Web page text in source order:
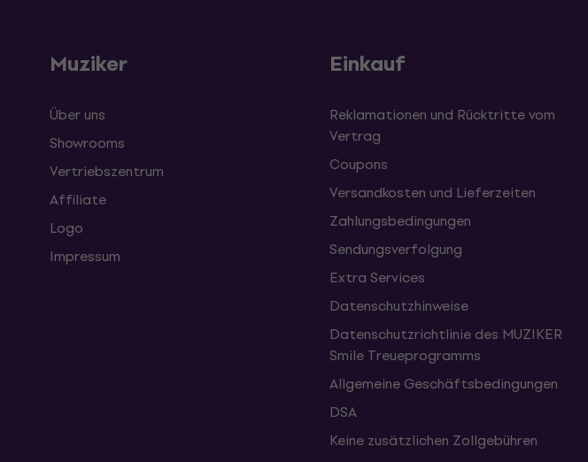
Muziker
Über uns
Showrooms
Vertriebszentrum
Affiliate
Logo
Impressum
Einkauf
Reklamationen und Rücktritte vom
Vertrag
Coupons
Versandkosten und Lieferzeiten
Zahlungsbedingungen
Sendungsverfolgung
Extra Services
Datenschutzhinweise
Datenschutzrichtlinie des MUZIKER
Smile Treueprogramms
Allgemeine Geschäftsbedingungen
DSA
Keine zusätzlichen Zollgebühren